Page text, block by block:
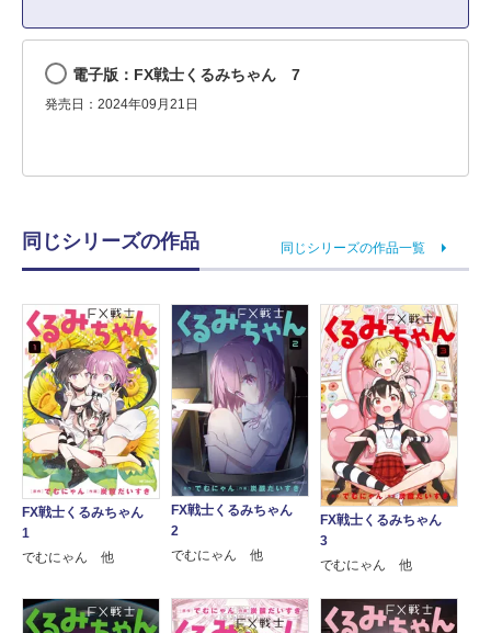
電子版：FX戦士くるみちゃん 7
発売日：2024年09月21日
同じシリーズの作品 同じシリーズの作品一覧
FX戦士くるみちゃん
1
でむにゃん 他
FX戦士くるみちゃん
2
でむにゃん 他
FX戦士くるみちゃん
3
でむにゃん 他